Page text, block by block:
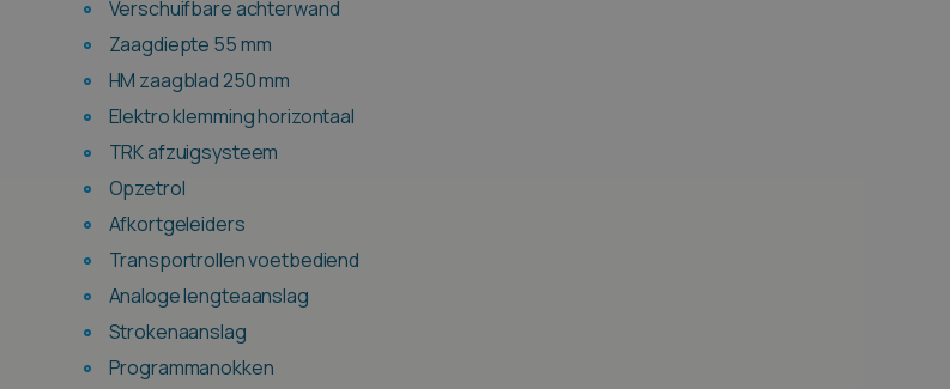
Verschuifbare achterwand
Zaagdiepte 55 mm
HM zaagblad 250 mm
Elektro klemming horizontaal
TRK afzuigsysteem
Opzetrol
Afkortgeleiders
Transportrollen voetbediend
Analoge lengteaanslag
Strokenaanslag
Programmanokken